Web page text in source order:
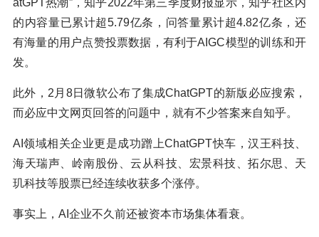
的内容量已累计超5.79亿条，问答量累计超4.82亿条，还
有海量的用户点赞投票数据，有利于AIGC模型的训练和开
发。
此外，2月8日微软公布了集成ChatGPT的新版必应搜索，
而必应中文网页回答的问题中，就有不少答案来自知乎。
AI领域相关企业更是成功蹭上ChatGPT快车，汉王科技、
海天瑞声、岭南股份、云从科技、宏景科技、拓尔思、天
玑科技等股票已经连续收获多个涨停。
事实上，AI企业不久前还被资本市场集体看衰。